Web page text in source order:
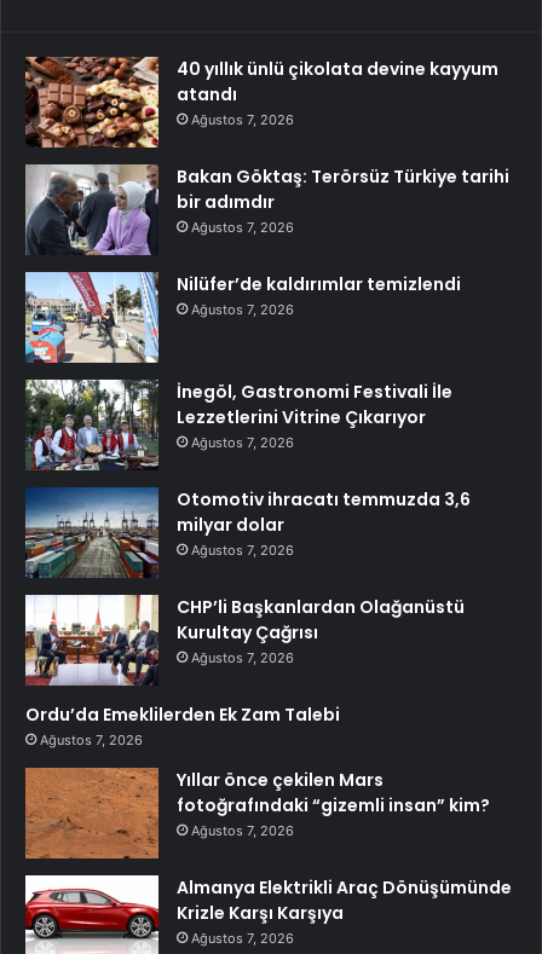
40 yıllık ünlü çikolata devine kayyum
atandı
Ağustos 7, 2026
Bakan Göktaş: Terörsüz Türkiye tarihi
bir adımdır
Ağustos 7, 2026
Nilüfer’de kaldırımlar temizlendi
Ağustos 7, 2026
İnegöl, Gastronomi Festivali İle
Lezzetlerini Vitrine Çıkarıyor
Ağustos 7, 2026
Otomotiv ihracatı temmuzda 3,6
milyar dolar
Ağustos 7, 2026
CHP’li Başkanlardan Olağanüstü
Kurultay Çağrısı
Ağustos 7, 2026
Ordu’da Emeklilerden Ek Zam Talebi
Ağustos 7, 2026
Yıllar önce çekilen Mars
fotoğrafındaki “gizemli insan” kim?
Ağustos 7, 2026
Almanya Elektrikli Araç Dönüşümünde
Krizle Karşı Karşıya
Ağustos 7, 2026